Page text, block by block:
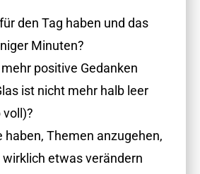
den Tag haben und das
Minuten?
positive Gedanken
ist nicht mehr halb leer
voll)?
haben, Themen anzugehen,
wirklich etwas verändern